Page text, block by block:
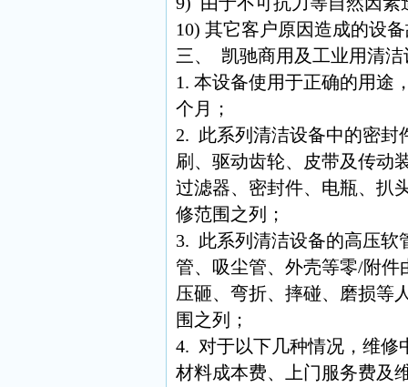
10) 其它客户原因造成的设
三、 凯驰商用及工业用清
1. 本设备使用于正确的用途
个月；
2. 此系列清洁设备中的密封
刷、驱动齿轮、皮带及传动
过滤器、密封件、电瓶、扒
修范围之列；
3. 此系列清洁设备的高压软
管、吸尘管、外壳等零/附件
压砸、弯折、摔碰、磨损等
围之列；
4. 对于以下几种情况，维修
材料成本费、上门服务费及